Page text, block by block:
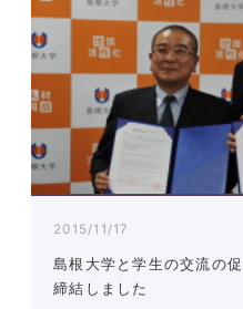
2015/11/17
島根大学と学生の交流の
締結しました